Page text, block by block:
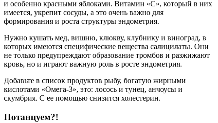
и особенно красными яблоками. Витамин «С», который в них
имеется, укрепит сосуды, а это очень важно для
формирования и роста структуры эндометрия.
Нужно кушать мед, вишню, клюкву, клубнику и виноград, в
которых имеются специфические вещества салицилаты. Они
не только предупреждают образование тромбов и разжижают
кровь, но и играют важную роль в росте эндометрия.
Добавьте в список продуктов рыбу, богатую жирными
кислотами «Омега-3», это: лосось и тунец, анчоусы и
скумбрия. С ее помощью снизится холестерин.
Потанцуем?!